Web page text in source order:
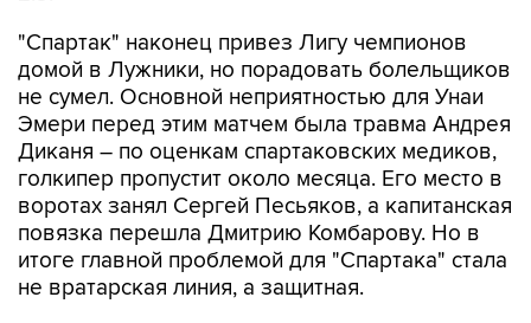
"Спартак" наконец привез Лигу чемпионов
домой в Лужники, но порадовать болельщиков
не сумел. Основной неприятностью для Унаи
Эмери перед этим матчем была травма Андрея
Диканя – по оценкам спартаковских медиков,
голкипер пропустит около месяца. Его место в
воротах занял Сергей Песьяков, а капитанская
повязка перешла Дмитрию Комбарову. Но в
итоге главной проблемой для "Спартака" стала
не вратарская линия, а защитная.